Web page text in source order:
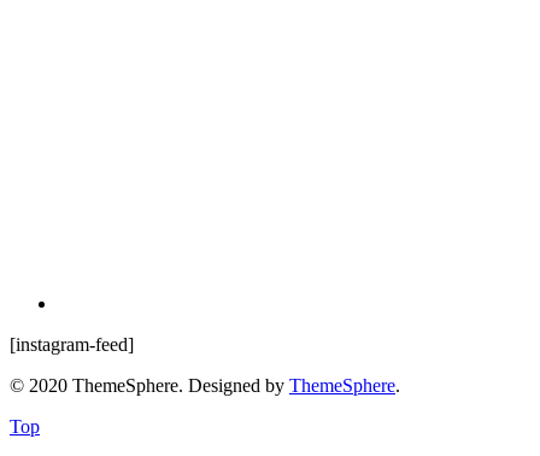
[instagram-feed]
© 2020 ThemeSphere. Designed by ThemeSphere.
Top